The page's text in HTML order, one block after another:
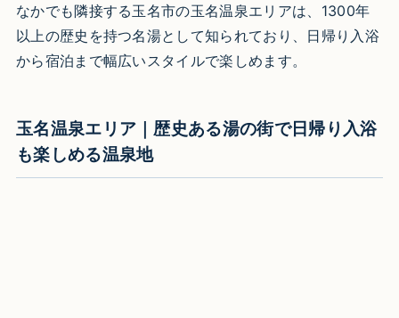
なかでも隣接する玉名市の玉名温泉エリアは、1300年
以上の歴史を持つ名湯として知られており、日帰り入浴
から宿泊まで幅広いスタイルで楽しめます。
玉名温泉エリア｜歴史ある湯の街で日帰り入浴
も楽しめる温泉地